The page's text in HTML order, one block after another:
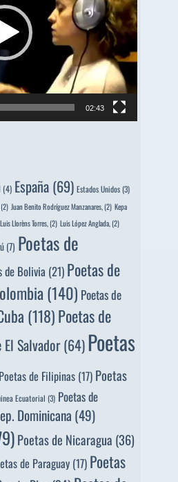
02:43
(4) España (69) Estados Unidos(3)
(2) Juan Benito Rodríguez Manzanares, (2) Kepa
Luis Llorèns Torres, (2) Luis López Anglada, (2)
(7) Poetas de
de Bolivia (21) Poetas de
(140) Poetas de
(118)Poetas de
El Salvador(64)Poetas
Poetas de Filipinas (17) Poetas
Ecuatorial (3) Poetas de
Dominicana (49)
Poetas de Nicaragua (36)
de Paraguay (17) Poetas